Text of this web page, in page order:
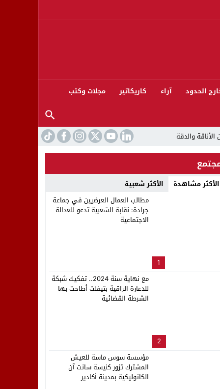
الحدود آراء كاريكاتير مجلات وكتب
بنزاهة النهائي
الأكثر مشاهدة الأكثر شعبية
1
مطالب العمال العرضيين في جماعة
جرادة: نقابة الشعبية تدعو للعدالة
الاجتماعية
2
مع نهاية سنة 2024.. تفكيك شبكة
للدعارة الراقية بتيفلت أطاحت بها
الشرطة القضائية
مؤسسة سوس ماسة للعيش
المشترك تزور كنيسة سانت آن
الكاثوليكية بمدينة أكادير